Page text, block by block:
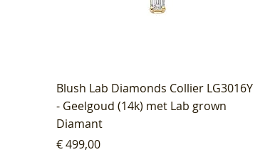
Blush Lab Diamonds Collier LG3016Y
- Geelgoud (14k) met Lab grown
Diamant
Prijs
€ 499,00